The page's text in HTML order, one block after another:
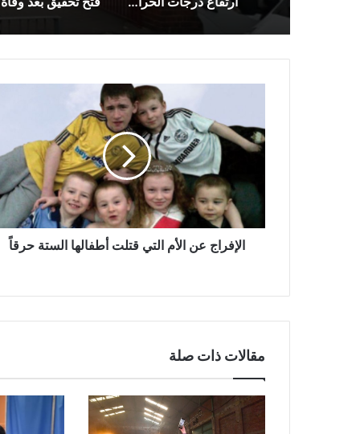
الأم
التي
الستة
الإفراج عن الأم التي قتلت أطفالها الستة حرقاً
مقالات ذات صلة